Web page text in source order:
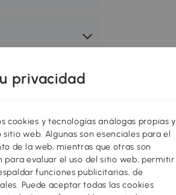
privacidad
cookies y tecnologías análogas propias y
web. Algunas son esenciales para el
de la web, mientras que otras son
para evaluar el uso del sitio web, permitir
funciones publicitarias, de
Puede aceptar todas las cookies